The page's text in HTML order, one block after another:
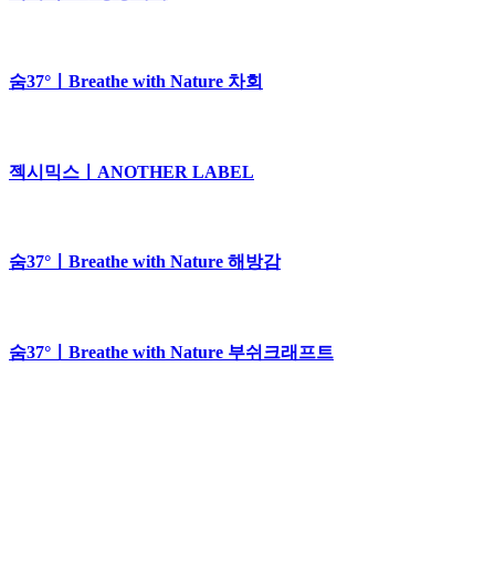
숨37°ㅣBreathe with Nature 차회
젝시믹스ㅣANOTHER LABEL
숨37°ㅣBreathe with Nature 해방감
숨37°ㅣBreathe with Nature 부쉬크래프트